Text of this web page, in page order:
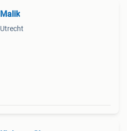
Malik
Utrecht